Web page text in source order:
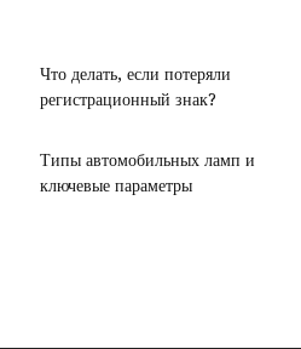
Что делать, если потеряли
регистрационный знак?
Типы автомобильных ламп и
ключевые параметры